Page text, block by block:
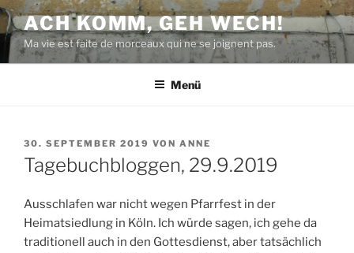
Zum
Inhalt
springen
ACH KOMM, GEH WECH!
Ma vie est faite de morceaux qui ne se joignent pas.
Menü
VERÖFFENTLICHT
AM
30. SEPTEMBER 2019 VON ANNE
Tagebuchbloggen, 29.9.2019
Ausschlafen war nicht wegen Pfarrfest in der
Heimatsiedlung in Köln. Ich würde sagen, ich gehe da
traditionell auch in den Gottesdienst, aber tatsächlich